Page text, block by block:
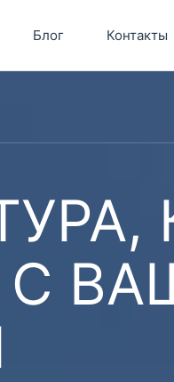
Блог Контакты
С